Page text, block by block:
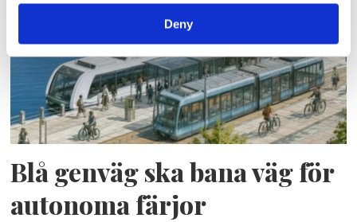
Deny
Blå genväg ska bana väg för
autonoma färjor